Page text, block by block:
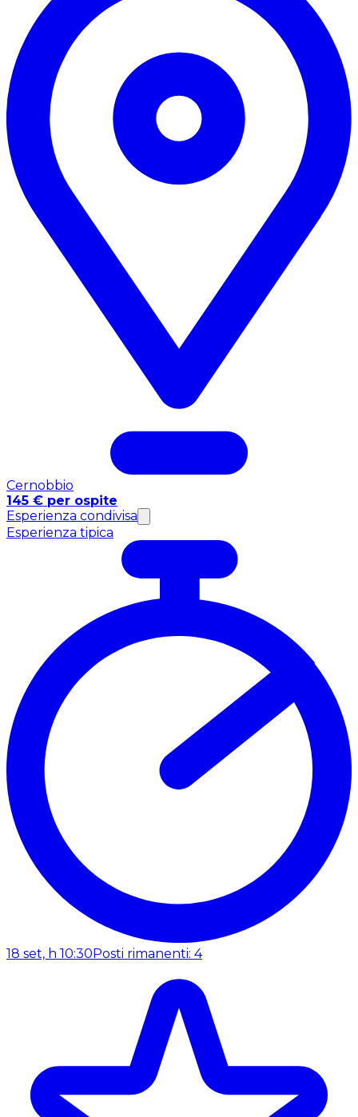
Cernobbio
145 € per ospite
Esperienza condivisa
Esperienza tipica
18 set, h 10:30 Posti rimanenti: 4